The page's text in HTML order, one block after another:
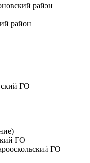
район
район
ГО
ГО
ГО